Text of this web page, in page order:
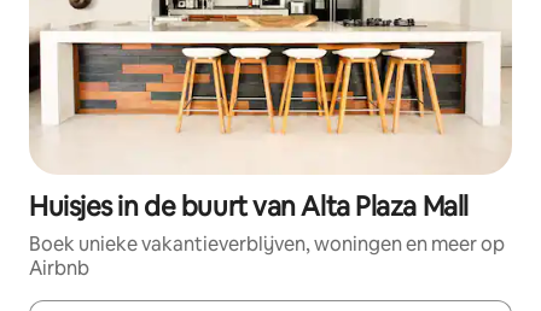
Huisjes in de buurt van Alta Plaza Mall
Boek unieke vakantieverblijven, woningen en meer op
Airbnb